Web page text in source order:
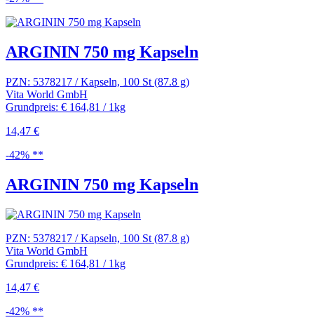
ARGININ 750 mg Kapseln
PZN: 5378217 / Kapseln, 100 St (87.8 g)
Vita World GmbH
Grundpreis: € 164,81 / 1kg
14,47 €
-42% **
ARGININ 750 mg Kapseln
PZN: 5378217 / Kapseln, 100 St (87.8 g)
Vita World GmbH
Grundpreis: € 164,81 / 1kg
14,47 €
-42% **